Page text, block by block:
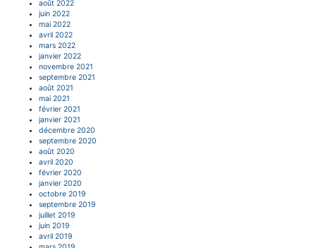
août 2022
juin 2022
mai 2022
avril 2022
mars 2022
janvier 2022
novembre 2021
septembre 2021
août 2021
mai 2021
février 2021
janvier 2021
décembre 2020
septembre 2020
août 2020
avril 2020
février 2020
janvier 2020
octobre 2019
septembre 2019
juillet 2019
juin 2019
avril 2019